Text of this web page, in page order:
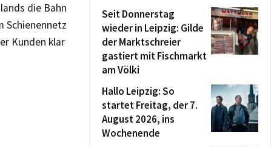
die Bahn
Kunden klar
Seit Donnerstag
wieder in Leipzig: Gilde
der Marktschreier
gastiert mit Fischmarkt
am Völki
Hallo Leipzig: So
startet Freitag, der 7.
August 2026, ins
Wochenende